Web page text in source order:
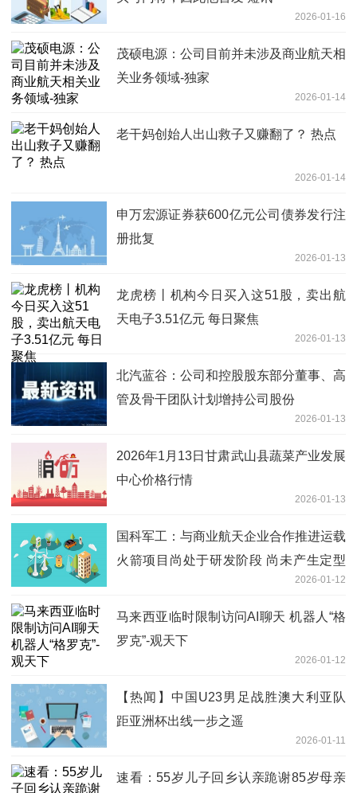
2026-01-16
茂硕电源：公司目前并未涉及商业航天相
关业务领域-独家
2026-01-14
老干妈创始人出山救子又赚翻了？ 热点
2026-01-14
申万宏源证券获600亿元公司债券发行注
册批复
2026-01-13
龙虎榜丨机构今日买入这51股，卖出航
天电子3.51亿元 每日聚焦
2026-01-13
北汽蓝谷：公司和控股股东部分董事、高
管及骨干团队计划增持公司股份
2026-01-13
2026年1月13日甘肃武山县蔬菜产业发展
中心价格行情
2026-01-13
国科军工：与商业航天企业合作推进运载
火箭项目尚处于研发阶段 尚未产生定型
2026-01-12
马来西亚临时限制访问AI聊天 机器人“格
罗克”-观天下
2026-01-12
【热闻】中国U23男足战胜澳大利亚队
距亚洲杯出线一步之遥
2026-01-11
速看：55岁儿子回乡认亲跪谢85岁母亲